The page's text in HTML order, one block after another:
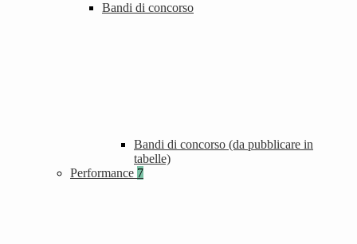
Bandi di concorso
Bandi di concorso (da pubblicare in
tabelle)
Performance 7